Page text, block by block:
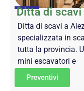
Ditta di
Ditta di scavi a
specializzata in
tutta la provincia.
mini escavatori e
Preventivi